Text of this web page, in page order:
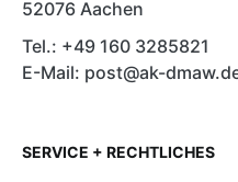
52076 Aachen
Tel.: +49 160 3285821
E-Mail: post@ak-
SERVICE + RECHTLICHES